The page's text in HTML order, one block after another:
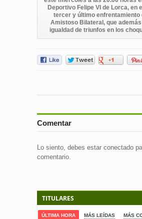
Deportivo Felipe VI de Lorca, en
tercer y último enfrentamiento
Amistoso Bilateral, que
igualdad de triunfos en los
Comentar
Lo siento, debes estar conectado
comentario.
TITULARES
ÚLTIMA HORA MÁS LEÍDAS MÁS